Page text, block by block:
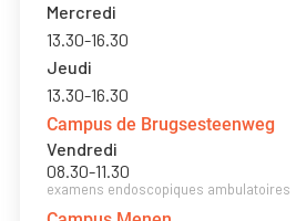
Mercredi
13.30-16.30
Jeudi
13.30-16.30
Campus de Brugsesteenweg
Vendredi
08.30-11.30
examens endoscopiques ambulatoires